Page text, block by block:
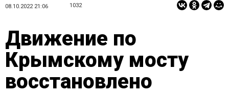
08.10.2022 21:06 1032
Движение по
Крымскому мосту
восстановлено